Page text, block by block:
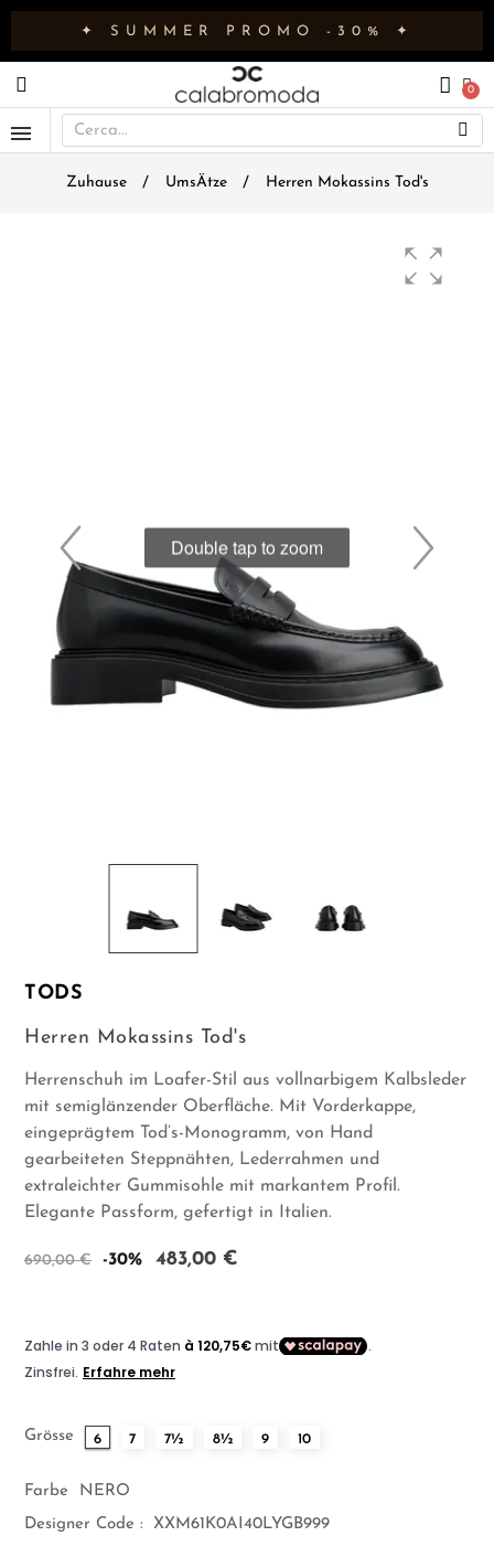
✦ SUMMER PROMO -30% ✦
Zuhause UmsÄtze Herren Mokassins Tod's
Double tap to zoom
TODS
Herren Mokassins Tod's
Herrenschuh im Loafer-Stil aus vollnarbigem Kalbsleder
mit semiglänzender Oberfläche. Mit Vorderkappe,
eingeprägtem Tod’s-Monogramm, von Hand
gearbeiteten Steppnähten, Lederrahmen und
extraleichter Gummisohle mit markantem Profil.
Elegante Passform, gefertigt in Italien.
690,00 € -30% 483,00 €
Grösse 6 7 7½ 8½ 9 10
Farbe
NERO
Designer Code :
XXM61K0AI40LYGB999